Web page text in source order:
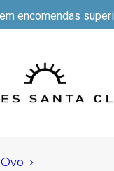
em encomendas